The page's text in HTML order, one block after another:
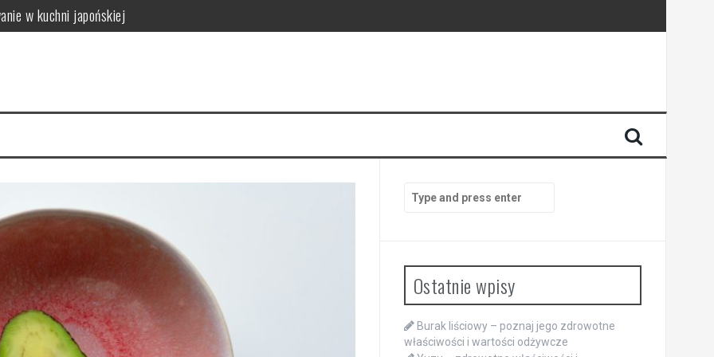
w kuchni japońskiej
w kuchni
wykonuje i jak wygląda bezpieczeństwo badania
właściwości i źródła
for:
Ostatnie wpisy
Burak liściowy – poznaj jego zdrowotne
właściwości i wartości odżywcze